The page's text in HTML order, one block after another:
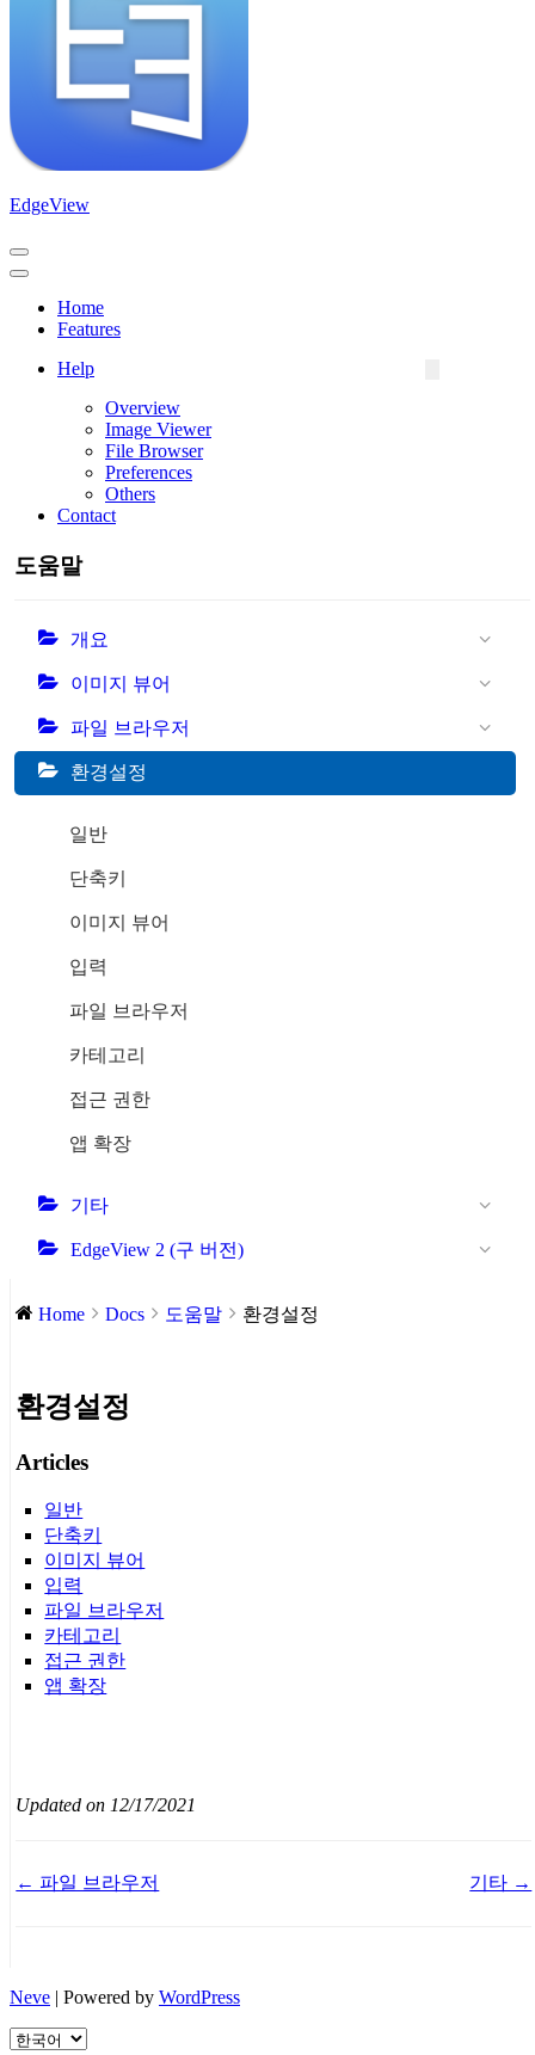
EdgeView
Navigation
Menu
Navigation
Home
Features
Help
Overview
Image Viewer
File Browser
Preferences
Others
Contact
도움말
개요
이미지 뷰어
파일 브라우저
환경설정
일반
단축키
이미지 뷰어
입력
파일 브라우저
카테고리
접근 권한
앱 확장
기타
EdgeView 2 (구 버전)
Home Docs 도움말 환경설정
환경설정
Articles
일반
단축키
이미지 뷰어
입력
파일 브라우저
카테고리
접근 권한
앱 확장
Updated on 12/17/2021
Doc
← 파일 브라우저 기타 →
Neve | Powered by WordPress
Choose